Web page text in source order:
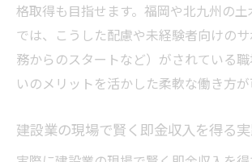
格取得も目指せます。福岡や北九州の
では、こうした配慮や未経験者向けの
務からのスタートなど）がされている
いのメリットを活かした柔軟な働き方が
建設業の現場で賢く即金収入を得る